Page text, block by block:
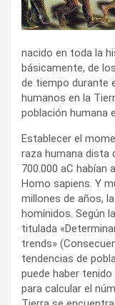
nacido en toda la
básicamente, de
de tiempo durante
humanos en la
población humana
Establecer el
raza humana dista
700.000 aC habían
Homo sapiens. Y
millones de años,
homínidos. Según
titulada
trends»
tendencias de
puede haber tenido
para calcular el